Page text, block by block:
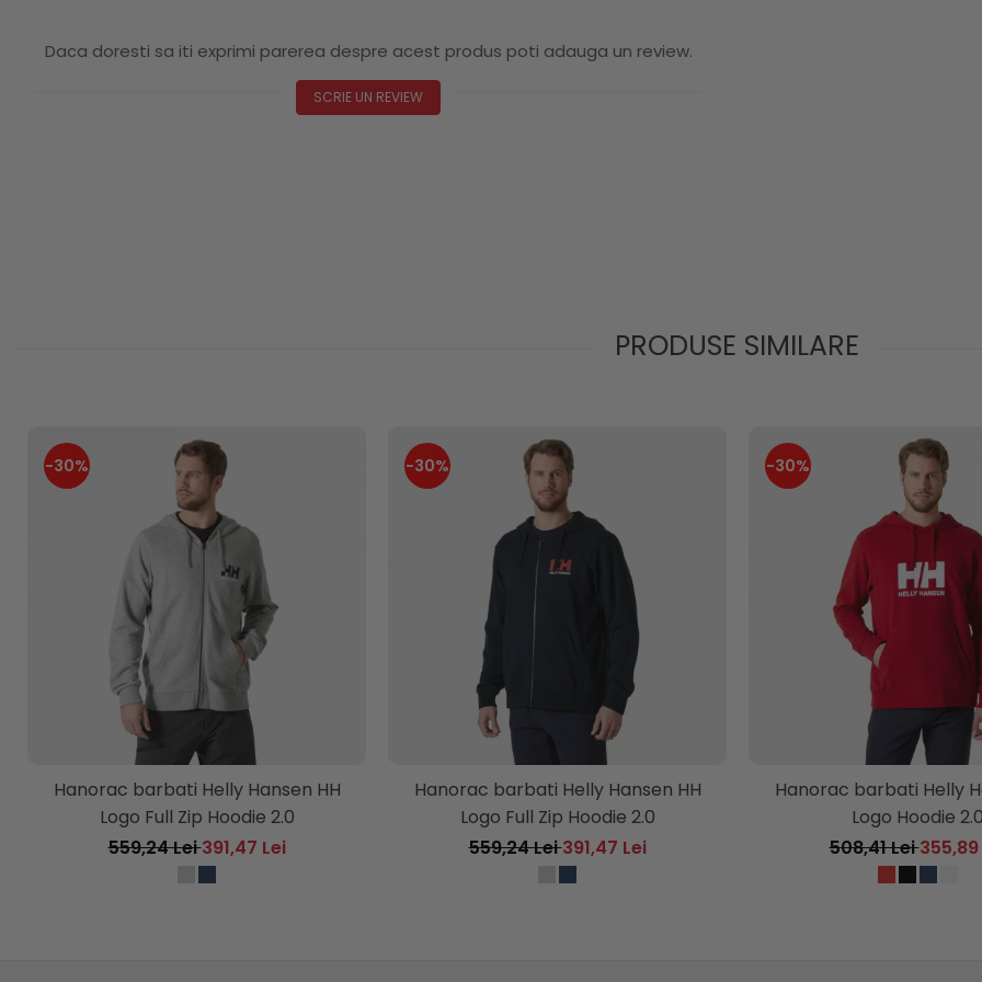
Daca doresti sa iti exprimi parerea despre acest produs poti adauga un review.
SCRIE UN REVIEW
PRODUSE SIMILARE
-30%
Hanorac barbati Helly Hansen HH
Logo Full Zip Hoodie 2.0
559,24 Lei391,47 Lei
-30%
Hanorac barbati Helly Hansen HH
Logo Full Zip Hoodie 2.0
559,24 Lei391,47 Lei
-30%
Hanorac barbati Helly
Logo Hoodie
508,41 Lei355,89